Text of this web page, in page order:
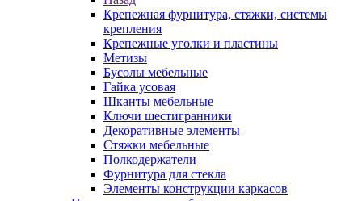
Крепежная фурнитура, стяжки, системы
крепления
Крепежные уголки и пластины
Метизы
Бусолы мебельные
Гайка усовая
Шканты мебельные
Ключи шестигранники
Декоративные элементы
Стяжки мебельные
Полкодержатели
Фурнитура для стекла
Элементы конструкции каркасов